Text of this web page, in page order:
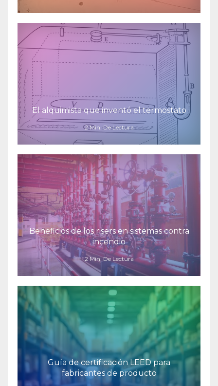
El alquimista que inventó el termostato
2 Min. De Lectura
Beneficios de los risers en sistemas contra
incendio
2 Min. De Lectura
Guía de certificación LEED para
fabricantes de producto